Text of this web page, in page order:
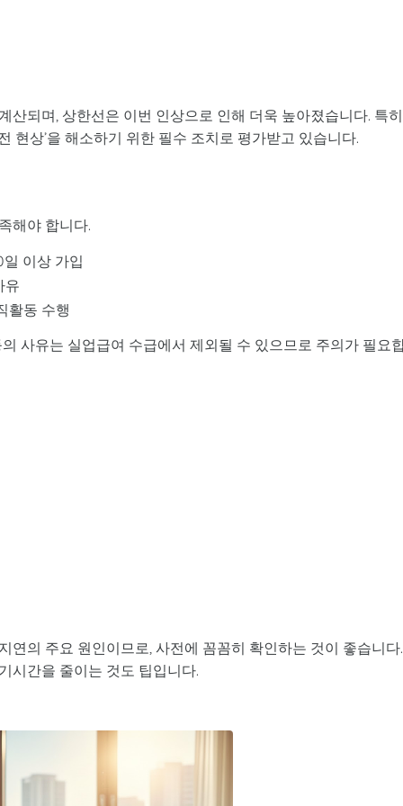
산되며, 상한선은 이번 인상으로 인해 더욱 높아졌습니다. 특히
현상’을 해소하기 위한 필수 조치로 평가받고 있습니다.
해야 합니다.
이상 가입
유
활동 수행
의 사유는 실업급여 수급에서 제외될 수 있으므로 주의가 필요
연의 주요 원인이므로, 사전에 꼼꼼히 확인하는 것이 좋습니다.
시간을 줄이는 것도 팁입니다.